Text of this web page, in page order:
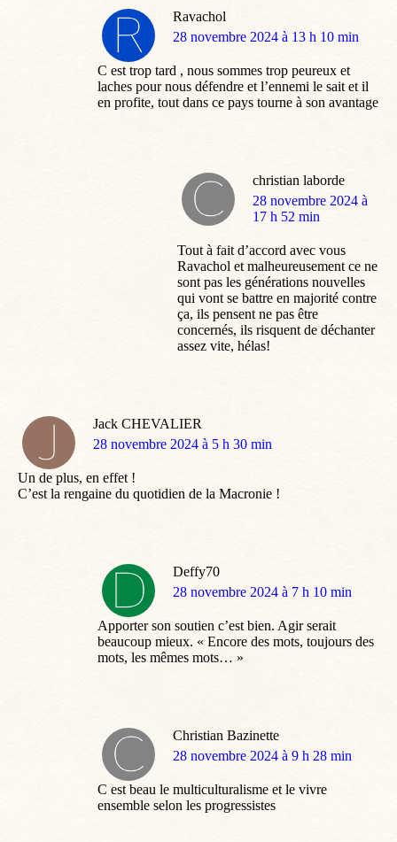
Ravachol
dit
28 novembre 2024 à 13 h 10 min
C est trop tard , nous sommes trop peureux et
laches pour nous défendre et l’ennemi le sait et il
en profite, tout dans ce pays tourne à son avantage
christian laborde
dit
:
28 novembre 2024 à
17 h 52 min
Tout à fait d’accord avec vous
Ravachol et malheureusement ce ne
sont pas les générations nouvelles
qui vont se battre en majorité contre
ça, ils pensent ne pas être
concernés, ils risquent de déchanter
assez vite, hélas!
Jack CHEVALIER
dit
28 novembre 2024 à 5 h 30 min
Un de plus, en effet !
C’est la rengaine du quotidien de la Macronie !
Deffy70
dit
28 novembre 2024 à 7 h 10 min
Apporter son soutien c’est bien. Agir serait
beaucoup mieux. « Encore des mots, toujours des
mots, les mêmes mots… »
Christian Bazinette
dit
28 novembre 2024 à 9 h 28 min
C est beau le multiculturalisme et le vivre
ensemble selon les progressistes